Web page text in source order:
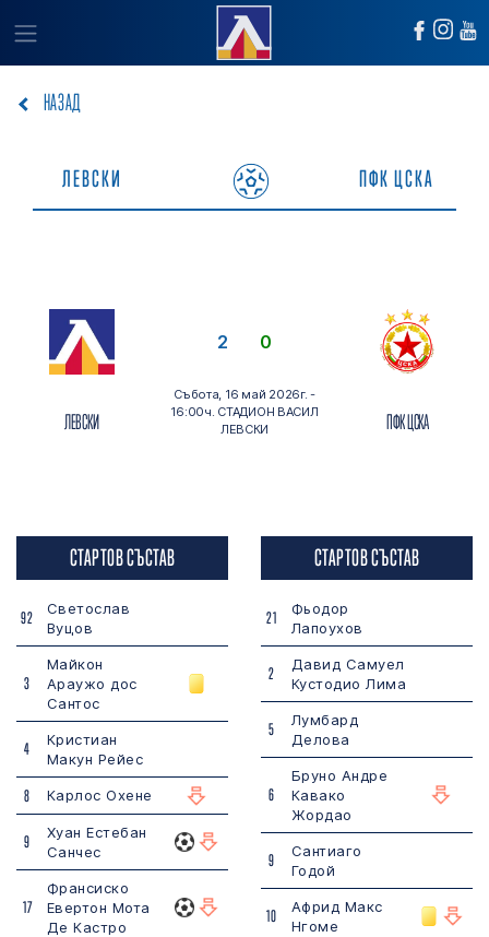
НАЗАД
ЛЕВСКИ ПФК ЦСКА
2 0
ЛЕВСКИ
Събота, 16 май 2026г. -
16:00ч. СТАДИОН ВАСИЛ
ЛЕВСКИ
ПФК ЦСКА
СТАРТОВ СЪСТАВ СТАРТОВ СЪСТАВ
92
Светослав
Вуцов
3
Майкон
Араужо дос
Сантос
4
Кристиан
Макун Рейес
8 Карлос Охене
9
Хуан Естебан
Санчес
17
Франсиско
Евертон Мота
Де Кастро
21
Фьодор
Лапоухов
2
Давид Самуел
Кустодио Лима
5
Лумбард
Делова
6
Бруно Андре
Кавако
Жордао
9
Сантиаго
Годой
10
Африд Макс
Нгоме